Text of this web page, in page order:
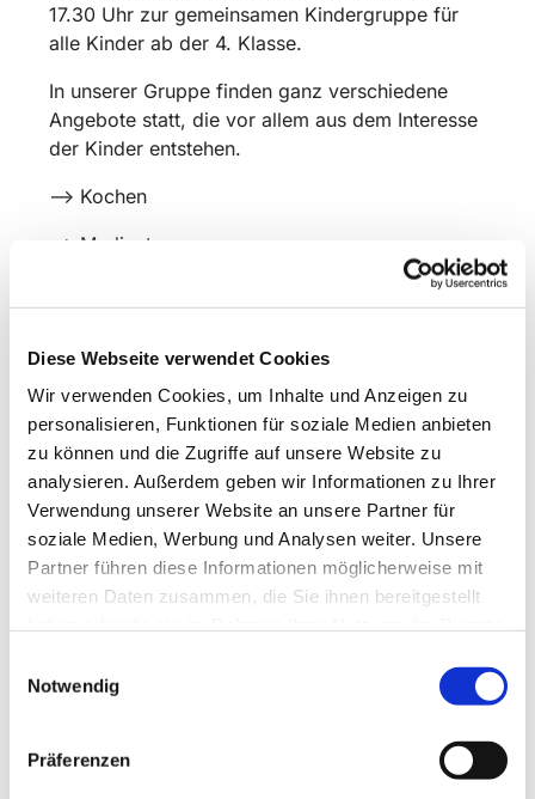
Diese Webseite verwendet Cookies
Wir verwenden Cookies, um Inhalte und Anzeigen zu
personalisieren, Funktionen für soziale Medien anbieten
zu können und die Zugriffe auf unsere Website zu
analysieren. Außerdem geben wir Informationen zu Ihrer
Verwendung unserer Website an unsere Partner für
soziale Medien, Werbung und Analysen weiter. Unsere
Partner führen diese Informationen möglicherweise mit
weiteren Daten zusammen, die Sie ihnen bereitgestellt
Notwendig
Präferenzen
17.30 Uhr zur gemeinsamen Kindergruppe für
alle Kinder ab der 4. Klasse.
In unserer Gruppe finden ganz verschiedene
Angebote statt, die vor allem aus dem Interesse
der Kinder entstehen.
--> Kochen
--> Medientage